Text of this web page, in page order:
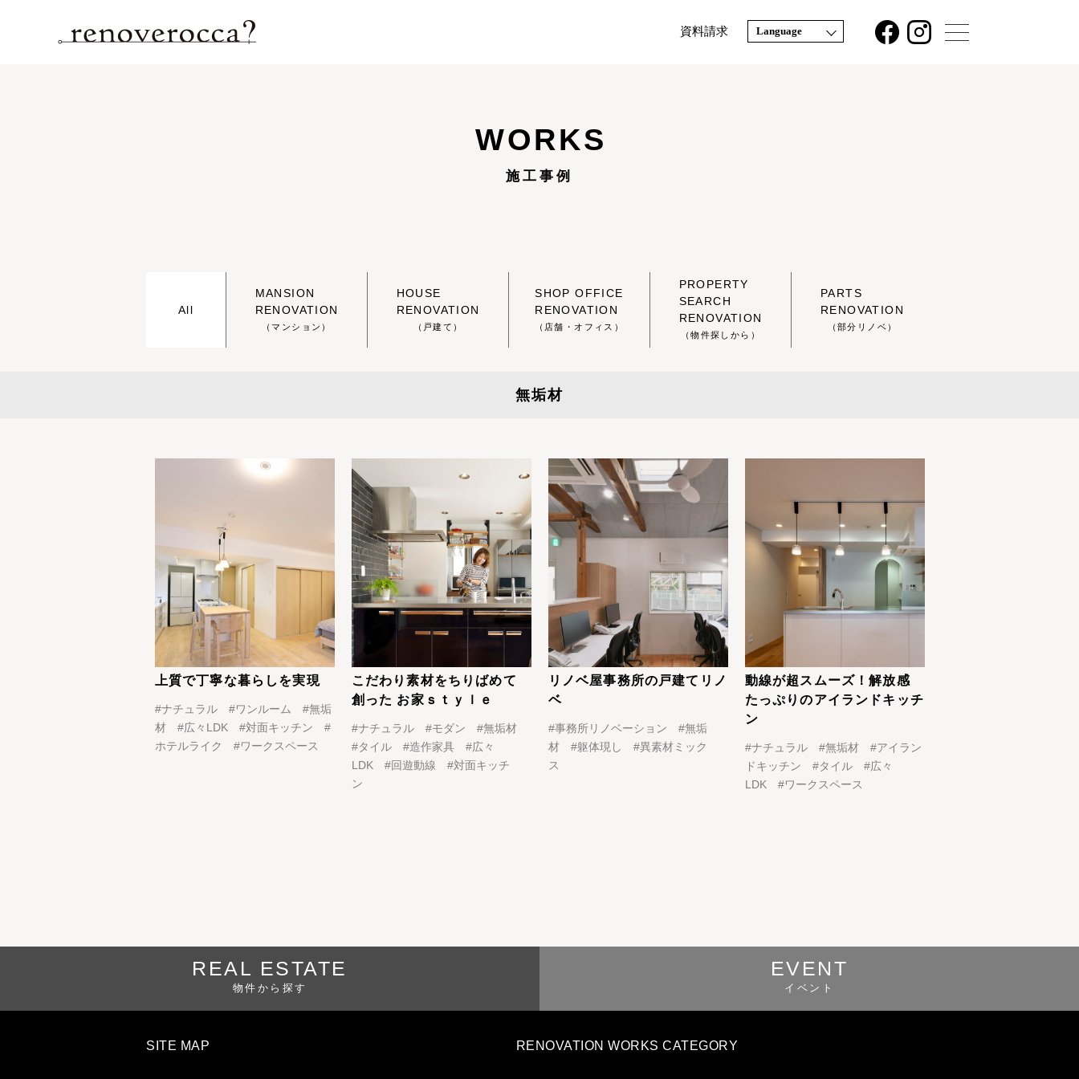
資料請求 Language
WORKS
施工事例
All
MANSION
RENOVATION
（マンション）
HOUSE
RENOVATION
（戸建て）
SHOP OFFICE
RENOVATION
（店舗・オフィス）
PROPERTY
SEARCH
RENOVATION
（物件探しから）
PARTS
RENOVATION
（部分リノベ）
無垢材
上質で丁寧な暮らしを実現
#ナチュラル #ワンルーム #無垢
材
#広々LDK #対面キッチン
#
ホテルライク
#ワークスペース
こだわり素材をちりばめて
創った お家ｓｔｙｌｅ
#ナチュラル #モダン #無垢材
#タイル #造作家具 #広々
LDK
#回遊動線 #対面キッチ
ン
リノベ屋事務所の戸建てリノ
ベ
#事務所リノベーション #無垢
材
#躯体現し #異素材ミック
ス
動線が超スムーズ！解放感
たっぷりのアイランドキッチ
ン
#ナチュラル #無垢材 #アイラン
ドキッチン
#タイル #広々
LDK
#ワークスペース
REAL ESTATE
物件から探す
EVENT
イベント
SITE MAP RENOVATION WORKS CATEGORY